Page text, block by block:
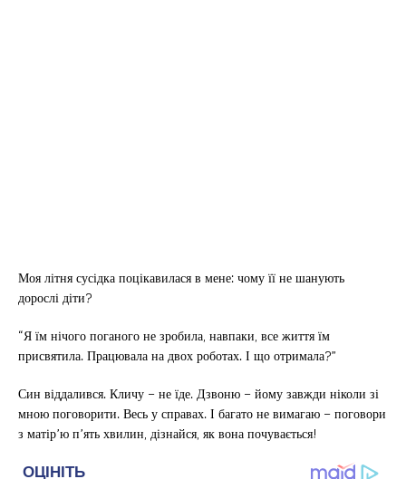
Моя літня сусідка поцікавилася в мене: чому її не шанують
дорослі діти?
“Я їм нічого поганого не зробила, навпаки, все життя їм
присвятила. Працювала на двох роботах. І що отримала?”
Син віддалився. Кличу – не їде. Дзвоню – йому завжди ніколи зі
мною поговорити. Весь у справах. І багато не вимагаю – поговори
з матір’ю п’ять хвилин, дізнайся, як вона почувається!